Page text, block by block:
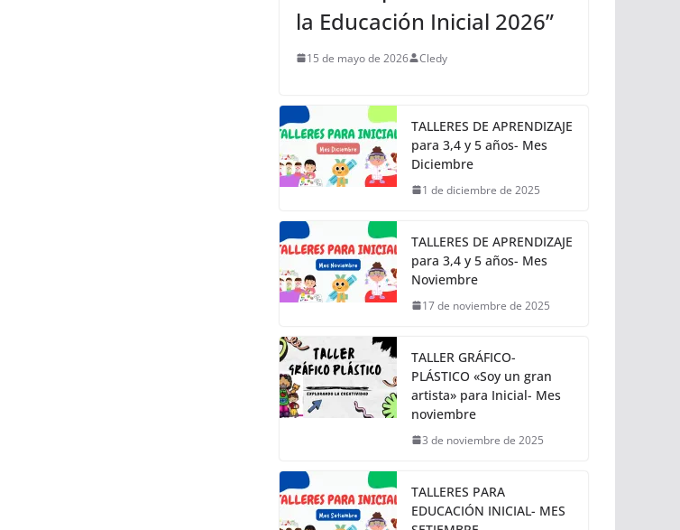
la Educación Inicial 2026”
15 de mayo de 2026 Cledy
TALLERES DE APRENDIZAJE
para 3,4 y 5 años- Mes
Diciembre
1 de diciembre de 2025
TALLERES DE APRENDIZAJE
para 3,4 y 5 años- Mes
Noviembre
17 de noviembre de 2025
TALLER GRÁFICO-
PLÁSTICO «Soy un gran
artista» para Inicial- Mes
noviembre
3 de noviembre de 2025
TALLERES PARA
EDUCACIÓN INICIAL- MES